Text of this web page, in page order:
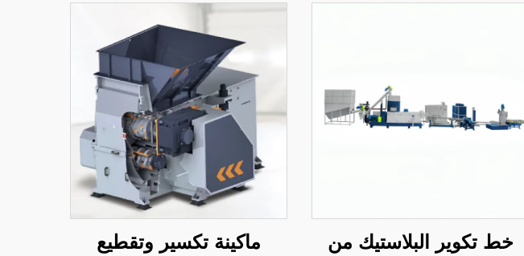
خط تكوير البلاستيك من
ماكينة تكسير وتقطيع